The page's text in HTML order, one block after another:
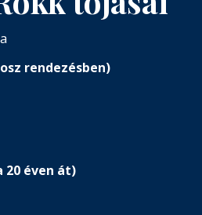
rendezésben)
20 éven át)